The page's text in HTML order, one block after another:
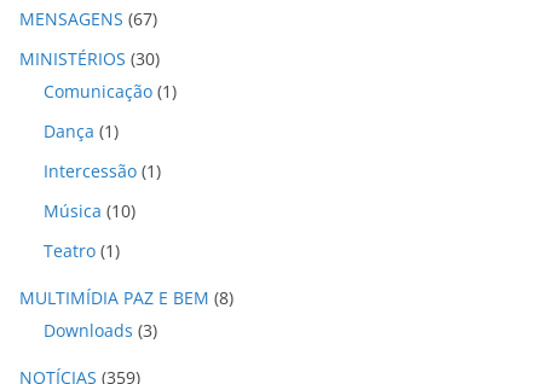
MENSAGENS (67)
MINISTÉRIOS (30)
Comunicação (1)
Dança (1)
Intercessão (1)
Música (10)
Teatro (1)
MULTIMÍDIA PAZ E BEM (8)
Downloads (3)
NOTÍCIAS (359)